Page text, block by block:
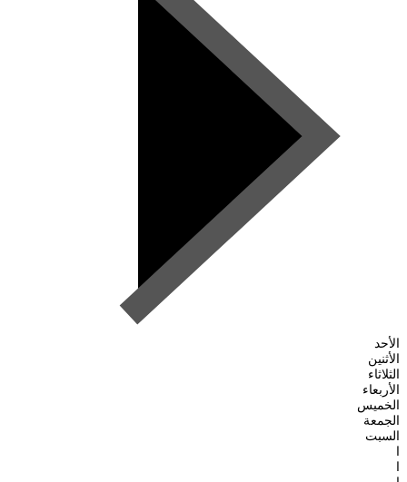
الأحد
الأثنين
الثلاثاء
الأربعاء
الخميس
الجمعة
السبت
ا
ا